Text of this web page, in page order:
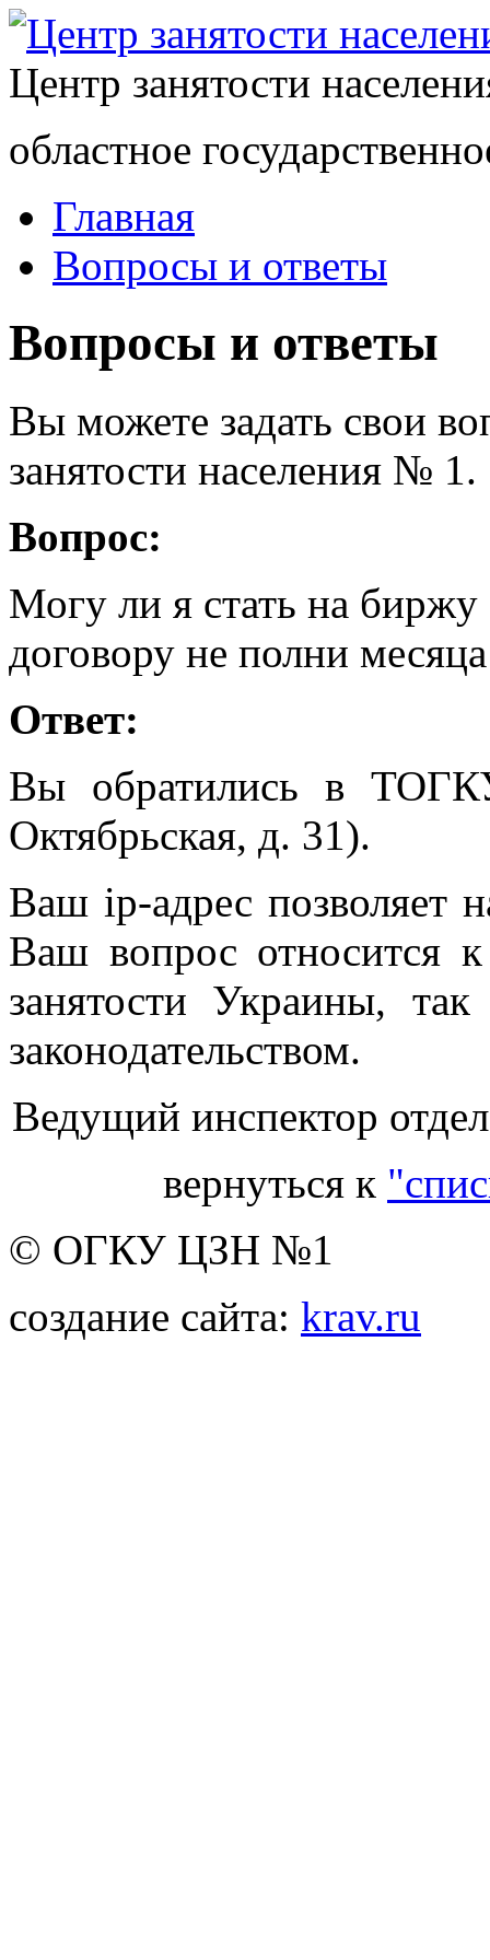
Центр занятости
областное
Главная
Вопросы и ответы
Вопросы и ответы
Вы можете задать свои
занятости населения № 1.
Вопрос:
Могу ли я стать на биржу
договору не полни месяца
Ответ:
Вы обратились в
Октябрьская, д. 31).
Ваш ip-адрес позволяет
Ваш вопрос относится
занятости Украины, так
законодательством.
Ведущий инспектор
вернуться к
© ОГКУ ЦЗН №1
создание сайта: krav.ru